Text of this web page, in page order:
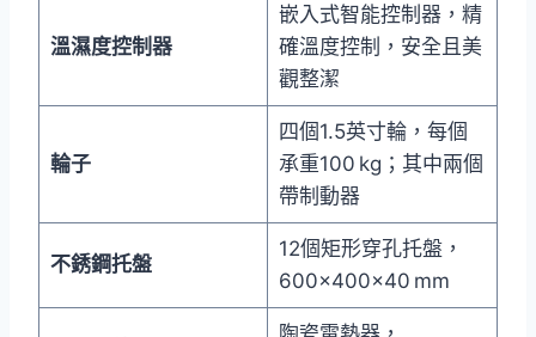
溫濕度控制器
嵌入式智能控制器，精
確溫度控制，安全且美
觀整潔
輪子
四個1.5英寸輪，每個
承重100 kg；其中兩個
帶制動器
不銹鋼托盤
12個矩形穿孔托盤，
600×400×40 mm